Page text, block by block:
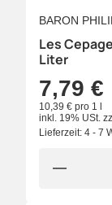
BARON
Les
Liter
7,79 €
10,39 € pro 1 l
inkl. 19% USt.
Lieferzeit: 4 - 7